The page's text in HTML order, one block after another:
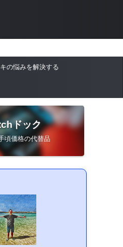
の悩みを解決する
ドック
頃価格の代替品